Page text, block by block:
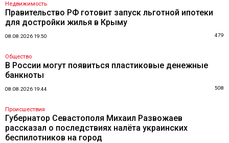
Недвижимость
Правительство РФ готовит запуск льготной ипотеки
для достройки жилья в Крыму
08.08.2026 19:50 479
Общество
В России могут появиться пластиковые денежные
банкноты
08.08.2026 19:44 508
Происшествия
Губернатор Севастополя Михаил Развожаев
рассказал о последствиях налёта украинских
беспилотников на город